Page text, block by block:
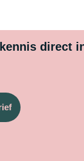
direct